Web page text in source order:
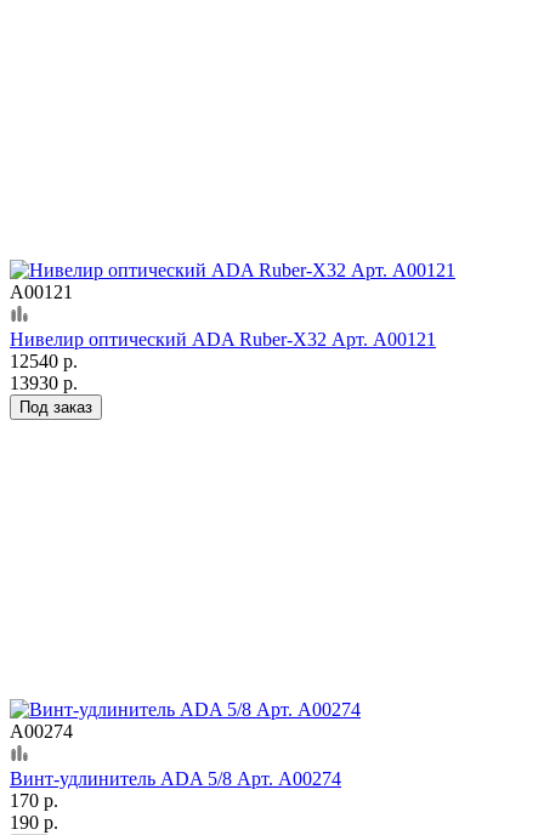
А00121
Нивелир оптический ADA Ruber-X32 Арт. А00121
12540 р.
13930 р.
Под заказ
А00274
Винт-удлинитель ADA 5/8 Арт. А00274
170 р.
190 р.